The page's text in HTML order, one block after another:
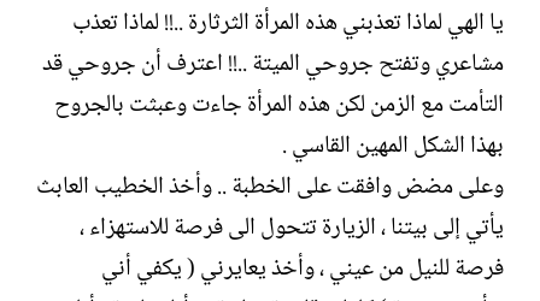
يا الهي لماذا تعذبني هذه المرأة الثرثارة ..!! لماذا تعذب
مشاعري وتفتح جروحي الميتة ..!! اعترف أن جروحي قد
التأمت مع الزمن لكن هذه المرأة جاءت وعبثت بالجروح
بهذا الشكل المهين القاسي .
وعلى مضض وافقت على الخطبة .. وأخذ الخطيب العابث
يأتي إلى بيتنا ، الزيارة تتحول الى فرصة للاستهزاء ،
فرصة للنيل من عيني ، وأخذ يعايرني ( يكفي أني